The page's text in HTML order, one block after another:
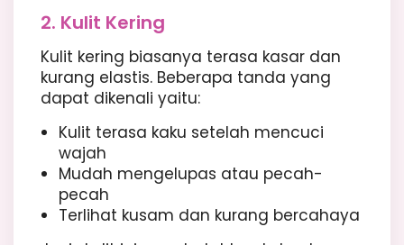
2. Kulit Kering
Kulit kering biasanya terasa kasar dan
kurang elastis. Beberapa tanda yang
dapat dikenali yaitu:
Kulit terasa kaku setelah mencuci
wajah
Mudah mengelupas atau pecah-
pecah
Terlihat kusam dan kurang bercahaya